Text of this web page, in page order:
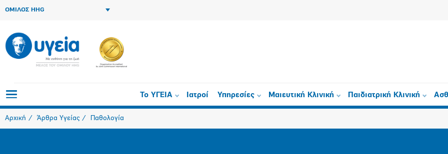
ΟΜΙΛΟΣ HHG
Το ΥΓΕΙΑ Ιατροί Υπηρεσίες Μαιευτική Κλινική Παιδιατρική Κλινική
Αρχική Άρθρα Υγείας Παθολογία